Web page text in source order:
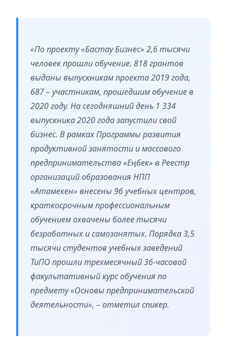
«По проекту «Бастау Бизнес» 2,6 тысячи
человек прошли обучение. 818 грантов
выданы выпускникам проекта 2019 года,
687 – участникам, прошедшим обучение в
2020 году. На сегодняшний день 1 334
выпускника 2020 года запустили свой
бизнес. В рамках Программы развития
продуктивной занятости и массового
предпринимательства «Еңбек» в Реестр
организаций образования НПП
«Атамекен» внесены 96 учебных центров,
краткосрочным профессиональным
обучением охвачены более тысячи
безработных и самозанятых. Порядка 3,5
тысячи студентов учебных заведений
ТиПО прошли трехмесячный 36-часовой
факультативный курс обучения по
предмету «Основы предпринимательской
деятельности», – отметил спикер.